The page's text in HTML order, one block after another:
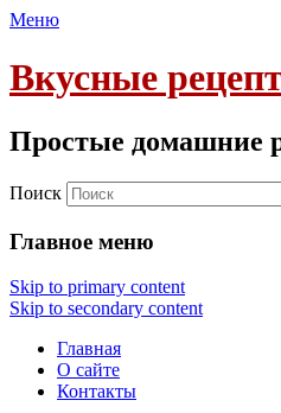
Меню
Вкусные
Простые домашние
Поиск
Главное меню
Skip to primary content
Skip to secondary content
Главная
О сайте
Контакты